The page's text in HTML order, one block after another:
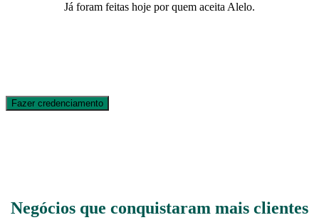
Já foram feitas hoje por quem aceita Alelo.
Fazer credenciamento
Negócios que conquistaram mais clientes